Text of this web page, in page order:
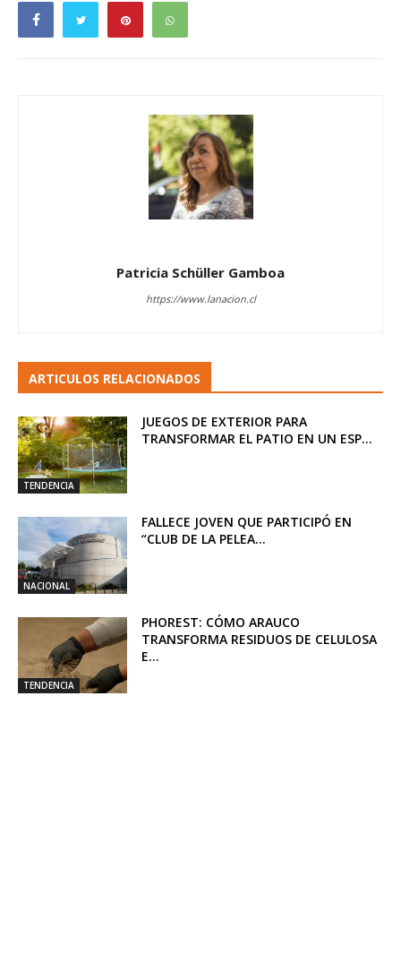
Patricia Schüller Gamboa
https://www.lanacion.cl
ARTICULOS RELACIONADOS
TENDENCIA
JUEGOS DE EXTERIOR PARA
TRANSFORMAR EL PATIO EN UN ESP...
NACIONAL
FALLECE JOVEN QUE PARTICIPÓ EN
“CLUB DE LA PELEA...
TENDENCIA
PHOREST: CÓMO ARAUCO
TRANSFORMA RESIDUOS DE CELULOSA
E...